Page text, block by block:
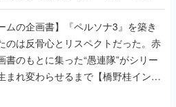
ムの企画書】『ペルソナ3』を築き
のは反骨心とリスペクトだった。赤
書のもとに集った“愚連隊”がシリー
まれ変わらせるまで【橋野桂インタ